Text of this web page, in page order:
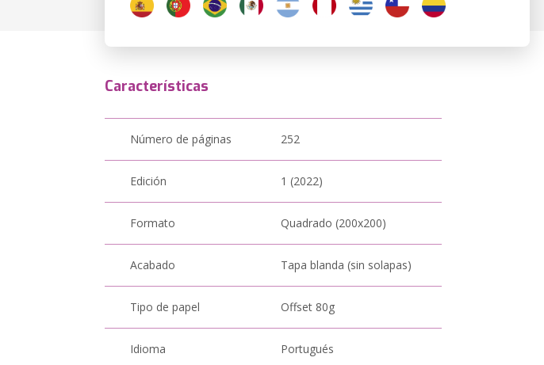
Características
Número de páginas 252
Edición 1 (2022)
Formato Quadrado (200x200)
Acabado Tapa blanda (sin solapas)
Tipo de papel Offset 80g
Idioma Portugués